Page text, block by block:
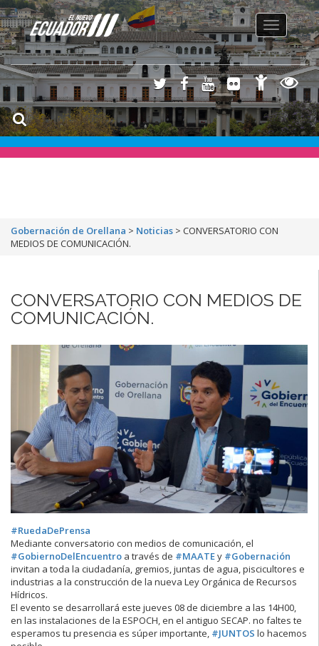
Toggle
navigation
Gobernación de Orellana > Noticias > CONVERSATORIO CON
MEDIOS DE COMUNICACIÓN.
CONVERSATORIO CON MEDIOS DE
COMUNICACIÓN.
#RuedaDePrensa
Mediante conversatorio con medios de comunicación, el
#GobiernoDelEncuentro a través de #MAATEy #Gobernación
invitan a toda la ciudadanía, gremios, juntas de agua, piscicultores e
industrias a la construcción de la nueva Ley Orgánica de Recursos
Hídricos.
El evento se desarrollará este jueves 08 de diciembre a las 14H00,
en las instalaciones de la ESPOCH, en el antiguo SECAP. no faltes te
esperamos tu presencia es súper importante, #JUNTOS lo hacemos